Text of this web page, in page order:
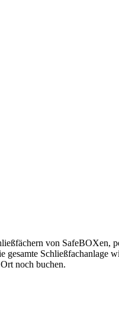
von SafeBOXen,
Schließfachanlage
noch buchen.